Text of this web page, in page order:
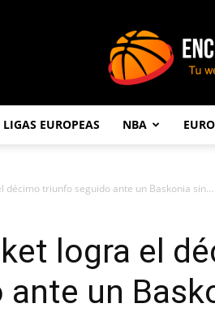
LIGAS EUROPEAS NBA
décimo triunfo seguido ante un Baskonia sin...
logra el
un